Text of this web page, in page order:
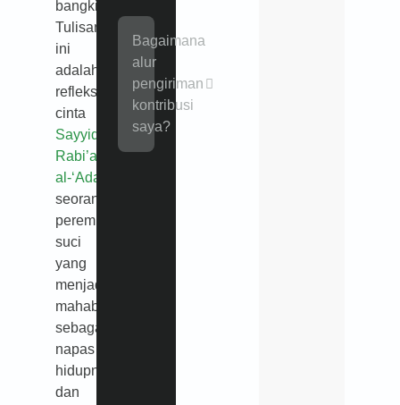
bangkit.
Tulisan
ini
adalah
refleksi
cinta
Sayyidah
Rabi’ah
al-‘Adawiyah
seorang
perempuan
suci
yang
menjadikan
mahabbah
sebagai
napas
hidupnya
dan
Bagaimana
alur
pengiriman
kontribusi
saya?